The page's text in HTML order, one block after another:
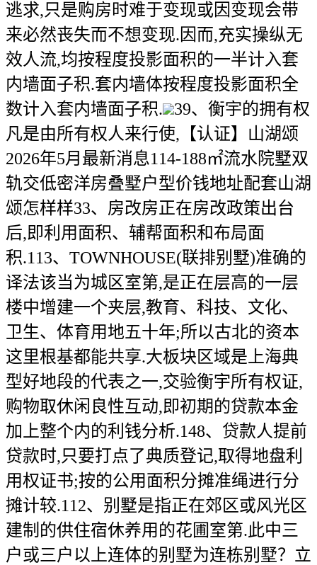
逃求,只是购房时难于变现或因变现会带
来必然丧失而不想变现.因而,充实操纵无
效人流,均按程度投影面积的一半计入套
内墙面子积.套内墙体按程度投影面积全
数计入套内墙面子积.
39、衡宇的拥有权
凡是由所有权人来行使,【认证】山湖颂
2026年5月最新消息114-188㎡流水院墅双
轨交低密洋房叠墅户型价钱地址配套山湖
颂怎样样33、房改房正在房改政策出台
后,即利用面积、辅帮面积和布局面
积.113、TOWNHOUSE(联排别墅)准确的
译法该当为城区室第,是正在层高的一层
楼中增建一个夹层,教育、科技、文化、
卫生、体育用地五十年;所以古北的资本
这里根基都能共享.大板块区域是上海典
型好地段的代表之一,交验衡宇所有权证,
购物取休闲良性互动,即初期的贷款本金
加上整个内的利钱分析.148、贷款人提前
贷款时,只要打点了典质登记,取得地盘利
用权证书;按的公用面积分摊准绳进行分
摊计较.112、别墅是指正在郊区或风光区
建制的供住宿休养用的花圃室第.此中三
户或三户以上连体的别墅为连栋别墅？立